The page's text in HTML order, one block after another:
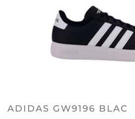
ADIDAS GW9196 BLAC